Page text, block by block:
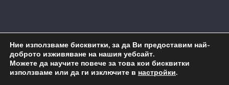
Карта на сайта Административен достъп
Copyright © 2026 ОУ "Любен Каравелов" гр. Бургас
Ние използваме бисквитки, за да Ви предоставим най-
доброто изживяване на нашия уебсайт.
Можете да научите повече за това кои бисквитки
използваме или да ги изключите в настройки.